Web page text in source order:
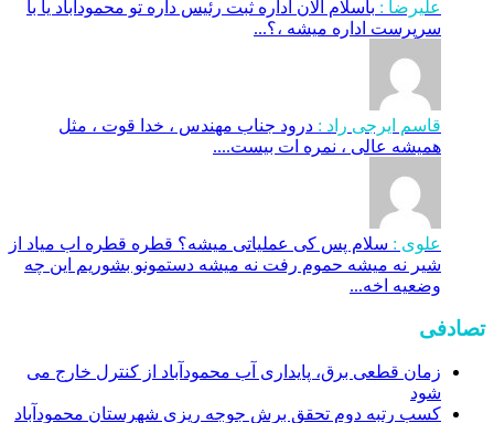
علیرضا : باسلام الان اداره ثبت رئیس داره تو محمودآباد یا با
سرپرست اداره میشه ،؟...
قاسم ایرجی راد : درود جناب مهندس ، خدا قوت ، مثل
همیشه عالی ، نمره ات بیست....
علوی : سلام پس کی عملیاتی میشه؟ قطره قطره اب میاد از
شیر نه میشه حموم رفت نه میشه دستمونو بشوریم این چه
وضعیه اخه...
تصادفی
زمان قطعی برق، پایداری آب محمودآباد از کنترل خارج می
شود
کسب رتبه دوم تحقق برش جوجه ریزی شهرستان محمودآباد